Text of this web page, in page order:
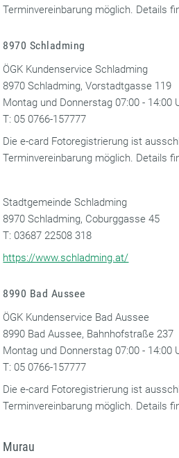
Terminvereinbarung möglich. Details
8970 Schladming
ÖGK Kundenservice Schladming
8970 Schladming, Vorstadtgasse 119
Montag und Donnerstag 07:00 - 14:00
T: 05 0766-157777
Die e-card Fotoregistrierung ist
Terminvereinbarung möglich. Details
Stadtgemeinde Schladming
8970 Schladming, Coburggasse 45
T: 03687 22508 318
https://www.schladming.at/
8990 Bad Aussee
ÖGK Kundenservice Bad Aussee
8990 Bad Aussee, Bahnhofstraße 237
Montag und Donnerstag 07:00 - 14:00
T: 05 0766-157777
Die e-card Fotoregistrierung ist
Terminvereinbarung möglich. Details
Murau